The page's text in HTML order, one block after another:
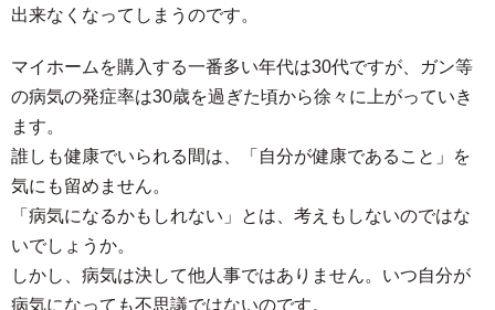
出来なくなってしまうのです。
マイホームを購入する一番多い年代は30代ですが、ガン等
の病気の発症率は30歳を過ぎた頃から徐々に上がっていき
ます。
誰しも健康でいられる間は、「自分が健康であること」を
気にも留めません。
「病気になるかもしれない」とは、考えもしないのではな
いでしょうか。
しかし、病気は決して他人事ではありません。いつ自分が
病気になっても不思議ではないのです。